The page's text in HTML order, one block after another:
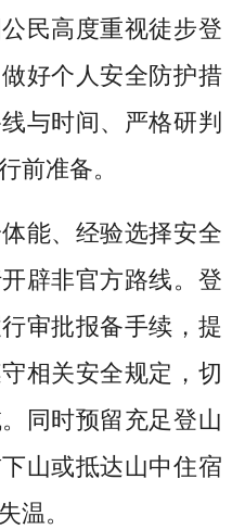
民高度重视徒步登
好个人安全防护措
与时间、严格研判
前准备。
能、经验选择安全
辟非官方路线。登
审批报备手续，提
相关安全规定，切
同时预留充足登山
山或抵达山中住宿
温。